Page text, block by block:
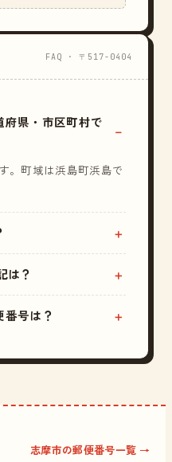
FAQ · 〒517-0404
県・市区町村で
。町域は浜島町浜島で
は？
号は？
志摩市の郵便番号一覧 →